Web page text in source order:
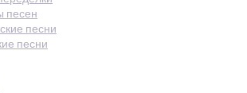
песен
песни
песни